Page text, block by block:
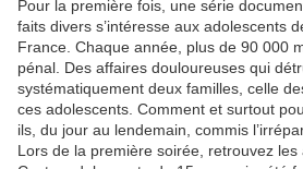
Pour la première fois, une série
faits divers s’intéresse aux adolescents
France. Chaque année, plus de 90 000
pénal. Des affaires douloureuses qui
systématiquement deux familles, celle
ces adolescents. Comment et surtout
ils, du jour au lendemain, commis
Lors de la première soirée, retrouvez les